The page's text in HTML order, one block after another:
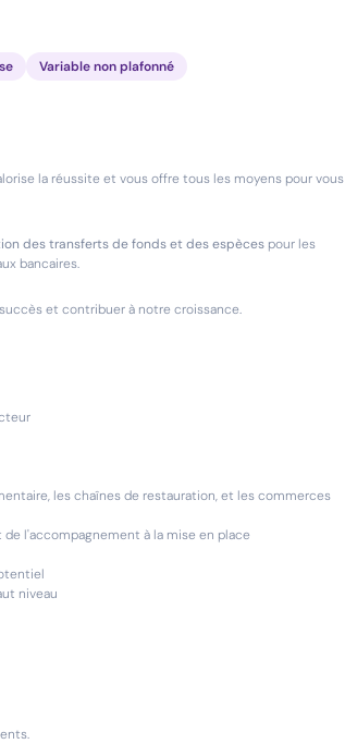
Variable non plafonné
la réussite et vous offre tous les moyens pour vous
des transferts de fonds et des espèces pour les
bancaires.
et contribuer à notre croissance.
les chaînes de restauration, et les commerces
l'accompagnement à la mise en place
niveau